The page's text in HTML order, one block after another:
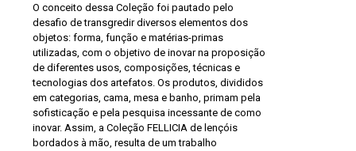
preço:
R$4.554,00
através
R$17.076,00
O conceito dessa Coleção foi pautado pelo
desafio de transgredir diversos elementos dos
objetos: forma, função e matérias-primas
utilizadas, com o objetivo de inovar na proposição
de diferentes usos, composições, técnicas e
tecnologias dos artefatos. Os produtos, divididos
em categorias, cama, mesa e banho, primam pela
sofisticação e pela pesquisa incessante de como
inovar. Assim, a Coleção FELLICIA de lençóis
bordados à mão, resulta de um trabalho